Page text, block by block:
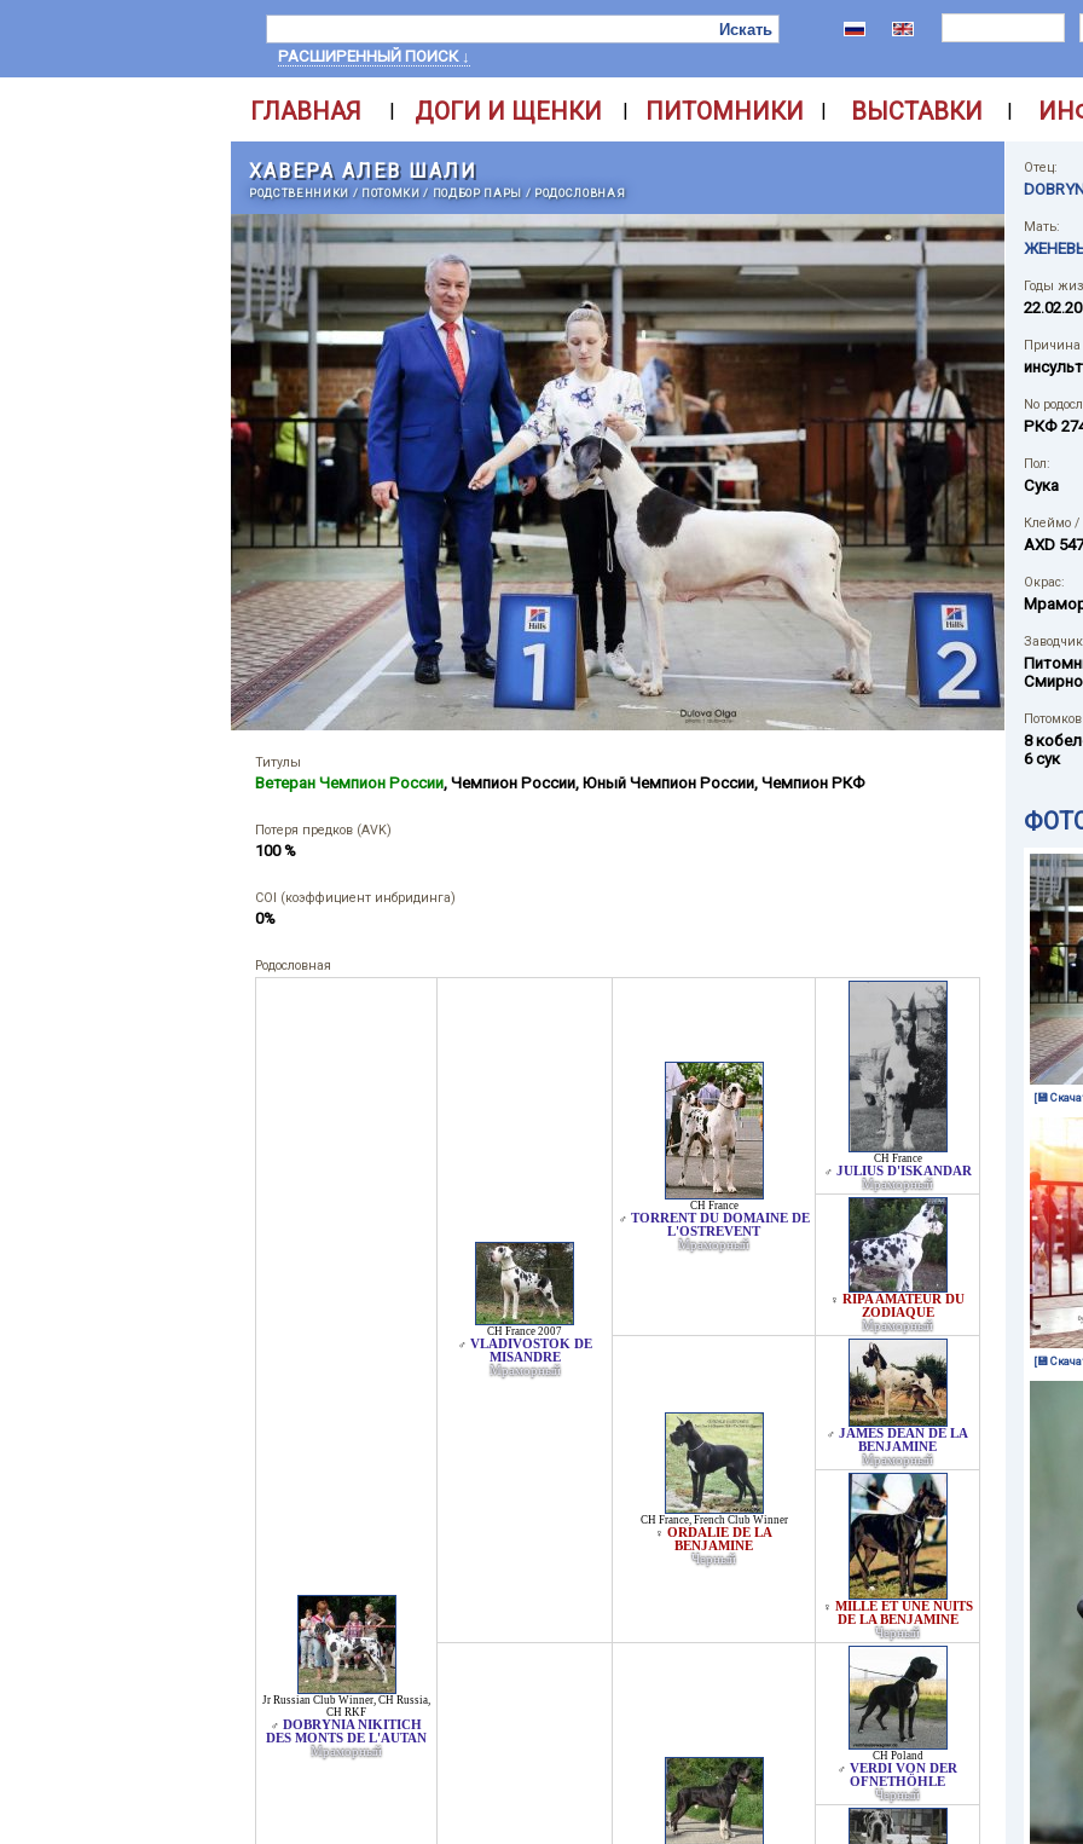
РАСШИРЕННЫЙ ПОИСК ↓
ГЛАВНАЯ | ДОГИ И ЩЕНКИ | ПИТОМНИКИ | ВЫСТАВКИ |
ХАВЕРА АЛЕВ ШАЛИ
РОДСТВЕННИКИ / ПОТОМКИ/ ПОДБОР ПАРЫ / РОДОСЛОВНАЯ
Титулы
Ветеран Чемпион России, Чемпион России, Юный Чемпион России, Чемпион РКФ
Потеря предков (AVK)
100 %
COI (коэффициент инбридинга)
0%
Родословная
Jr Russian Club Winner, CH Russia,
CH RKF
♂ DOBRYNIA NIKITICH
DES MONTS DE L'AUTAN
Мраморный
CH France 2007
♂ VLADIVOSTOK DE
MISANDRE
Мраморный
CH France
♂ TORRENT DU DOMAINE DE
L'OSTREVENT
Мраморный
CH France
♂ JULIUS D'ISKANDAR
Мраморный
♀ RIPA AMATEUR DU
ZODIAQUE
Мраморный
CH France, French Club Winner
♀ ORDALIE DE LA
BENJAMINE
Черный
♂ JAMES DEAN DE LA
BENJAMINE
Мраморный
♀ MILLE ET UNE NUITS
DE LA BENJAMINE
Черный
CH Poland
♂ VERDI VON DER
OFNETHÖHLE
Черный
Отец:
Мать:
Годы
Причина
инсульт
No
РКФ
Пол:
Сука
Клеймо
AXD
Окрас:
8
6 сук
[💾
[💾